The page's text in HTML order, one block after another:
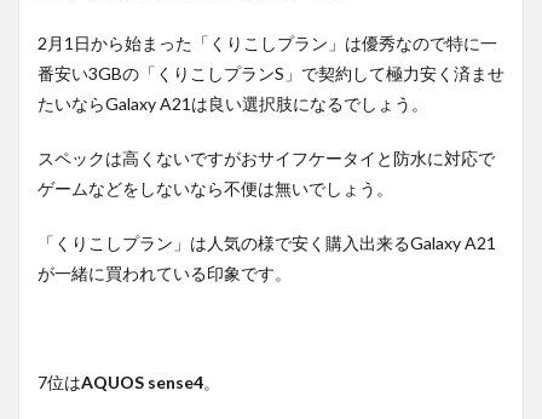
2月1日から始まった「くりこしプラン」は優秀なので特に一
番安い3GBの「くりこしプランS」で契約して極力安く済ませ
たいならGalaxy A21は良い選択肢になるでしょう。
スペックは高くないですがおサイフケータイと防水に対応で
ゲームなどをしないなら不便は無いでしょう。
「くりこしプラン」は人気の様で安く購入出来るGalaxy A21
が一緒に買われている印象です。
7位はAQUOS sense4。